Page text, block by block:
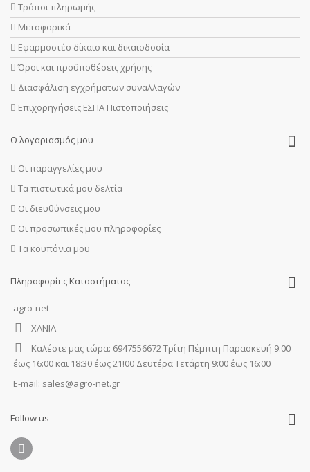
Τρόποι πληρωμής
Μεταφορικά
Εφαρμοστέο δίκαιο και δικαιοδοσία
Όροι και προϋποθέσεις χρήσης
Διασφάλιση εγχρήματων συναλλαγών
Επιχορηγήσεις ΕΣΠΑ Πιστοποιήσεις
Ο λογαριασμός μου
Οι παραγγελίες μου
Τα πιστωτικά μου δελτία
Οι διευθύνσεις μου
Οι προσωπικές μου πληροφορίες
Τα κουπόνια μου
Πληροφορίες Καταστήματος
agro-net
ΧΑΝΙΑ
Καλέστε μας τώρα: 6947556672 Τρίτη Πέμπτη Παρασκευή 9:00
έως 16:00 και 18:30 έως 21!00 Δευτέρα Τετάρτη 9:00 έως 16:00
E-mail: sales@agro-net.gr
Follow us